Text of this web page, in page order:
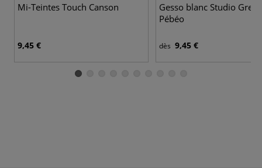
Mi-Teintes Touch Canson
9,45 €
Gesso blanc Studio Green
Pébéo
dès 9,45 €